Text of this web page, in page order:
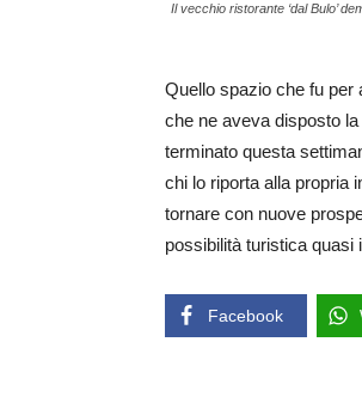
Il vecchio ristorante ‘dal Bulo’
Quello spazio che fu per
che ne aveva disposto
terminato questa
chi lo riporta alla propria
tornare con nuove
possibilità turistica quasi
Facebook